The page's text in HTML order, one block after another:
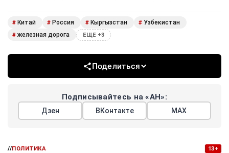
# Китай # Россия # Кыргызстан # Узбекистан
# железная дорога ЕЩЕ +3
Поделиться
Подписывайтесь на «АН»:
Дзен ВКонтакте МАХ
//ПОЛИТИКА 13+